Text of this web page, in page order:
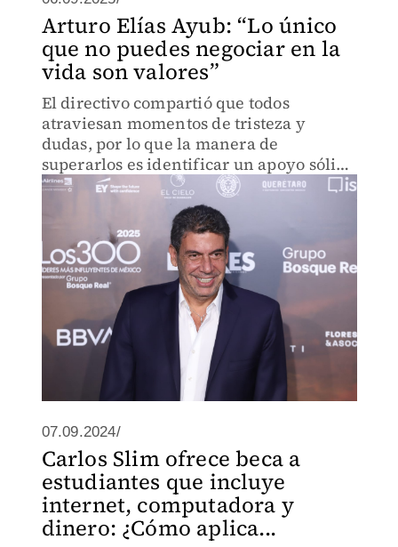
Arturo Elías Ayub: “Lo único
que no puedes negociar en la
vida son valores”
El directivo compartió que todos
atraviesan momentos de tristeza y
dudas, por lo que la manera de
superarlos es identificar un apoyo sólido
en el entorno cercano
07.09.2024/
Carlos Slim ofrece beca a
estudiantes que incluye
internet, computadora y
dinero: ¿Cómo aplica...